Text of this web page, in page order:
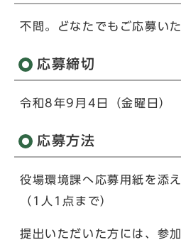
不問。どなたでもご応募い
応募締切
令和8年9月4日（金曜日）
応募方法
役場環境課へ応募用紙を添
（1人1点まで）
提出いただいた方には、参